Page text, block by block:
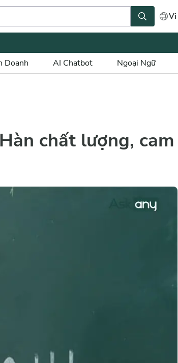
Vi
Doanh AI Chatbot Ngoại Ngữ
chất lượng, cam